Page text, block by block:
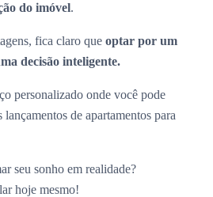
do imóvel.
fica claro que optar por um
decisão inteligente.
personalizado onde você pode
de apartamentos para
seu sonho em realidade?
hoje mesmo!